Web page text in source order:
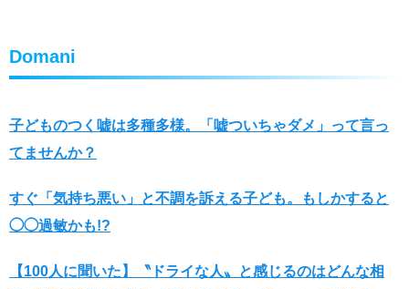
Domani
子どものつく嘘は多種多様。「嘘ついちゃダメ」って言っ
てませんか？
すぐ「気持ち悪い」と不調を訴える子ども。もしかすると
◯◯過敏かも!?
【100人に聞いた】〝ドライな人〟と感じるのはどんな相